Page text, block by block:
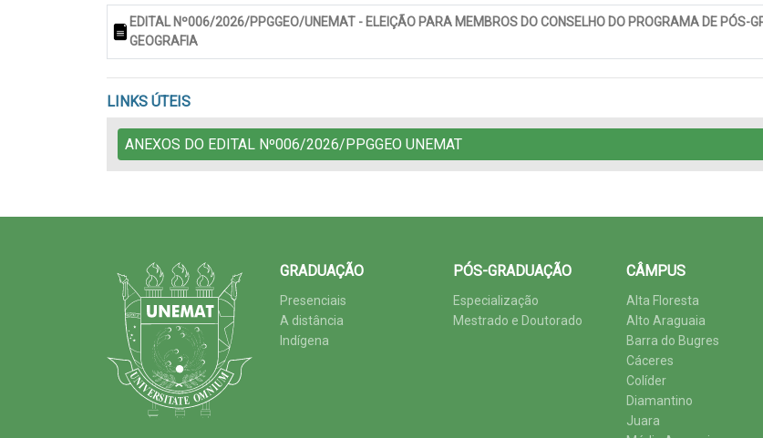
EDITAL Nº006/2026/PPGGEO/UNEMAT - ELEIÇÃO PARA MEMBROS DO CONSELHO DO PROGRAMA DE PÓS-
GEOGRAFIA
LINKS ÚTEIS
ANEXOS DO EDITAL Nº006/2026/PPGGEO UNEMAT
GRADUAÇÃO
Presenciais
A distância
Indígena
PÓS-GRADUAÇÃO
Especialização
Mestrado e Doutorado
CÂMPUS
Alta Floresta
Alto Araguaia
Barra do Bugres
Cáceres
Colíder
Diamantino
Juara